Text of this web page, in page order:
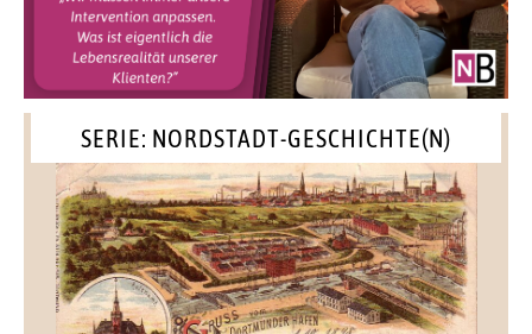
SERIE: NORDSTADT-GESCHICHTE(N)